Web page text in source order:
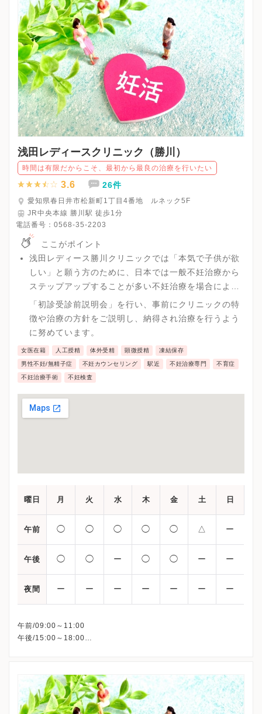
浅田レディースクリニック（勝川）
時間は有限だからこそ、最初から最良の治療を行いたい
3.6 26件
愛知県春日井市松新町1丁目4番地 ルネック5F
JR中央本線 勝川駅 徒歩1分
電話番号： 0568-35-2203
ここがポイント
浅田レディース勝川クリニックでは「本気で子供が欲
しい」と願う方のために、日本では一般不妊治療から
ステップアップすることが多い不妊治療を場合により
高度の生殖医療をいきなり実践することで妊娠という
結果にコミットしています。
「初診受診前説明会」を行い、事前にクリニックの特
徴や治療の方針をご説明し、納得され治療を行うよう
に努めています。
女医在籍 人工授精 体外受精 顕微授精 凍結保存
男性不妊/無精子症 不妊カウンセリング 駅近 不妊治療専門 不育症
不妊治療手術 不妊検査
曜日 月 火 水 木 金 土 日
午前 ◯ ◯ ◯ ◯ ◯ △ ー
午後 ◯ ◯ ー ◯ ◯ ー ー
夜間 ー ー ー ー ー ー ー
午前/09:00～11:00
午後/15:00～18:00
者さまのみの診療となります。）
※水曜午後・土曜午後・日曜・祝日は休診となります。
※なお、連休になる祝日の場合、祝日でも午前診療を行います。
※詳細はクリニックHPを確認、または直接お問い合わせくださ